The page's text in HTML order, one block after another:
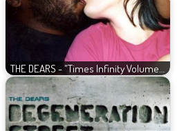
THE DEARS - "Times Infinity Volume…